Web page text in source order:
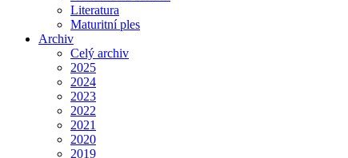
Literatura
Maturitní ples
Archiv
Celý archiv
2025
2024
2023
2022
2021
2020
2019